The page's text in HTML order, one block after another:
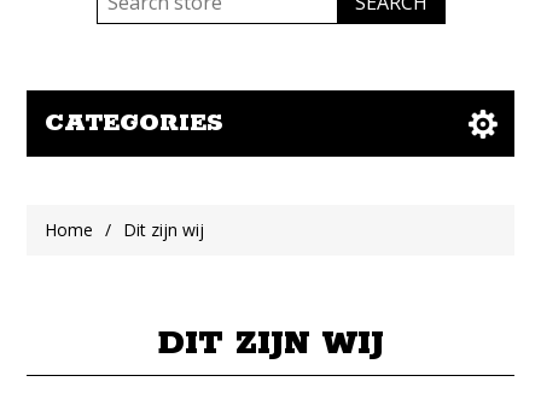
CATEGORIES
Home / Dit zijn wij
DIT ZIJN WIJ